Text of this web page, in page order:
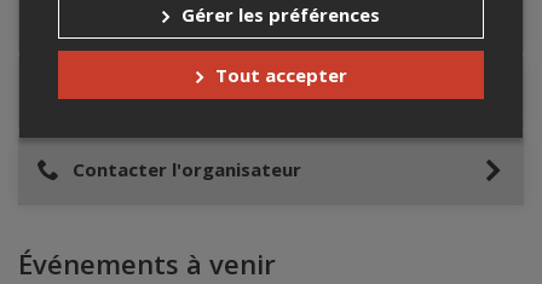
Détails de l'événement
Contacter l'organisateur
Événements à venir
Gérer les préférences
Tout accepter